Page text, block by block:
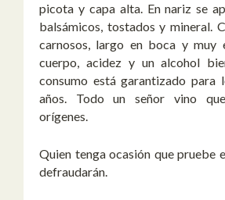
picota y capa alta. En nariz se
balsámicos, tostados y mineral.
carnosos, largo en boca y muy
cuerpo, acidez y un alcohol
consumo está garantizado para
años. Todo un señor vino
orígenes.
Quien tenga ocasión que pruebe
defraudarán.